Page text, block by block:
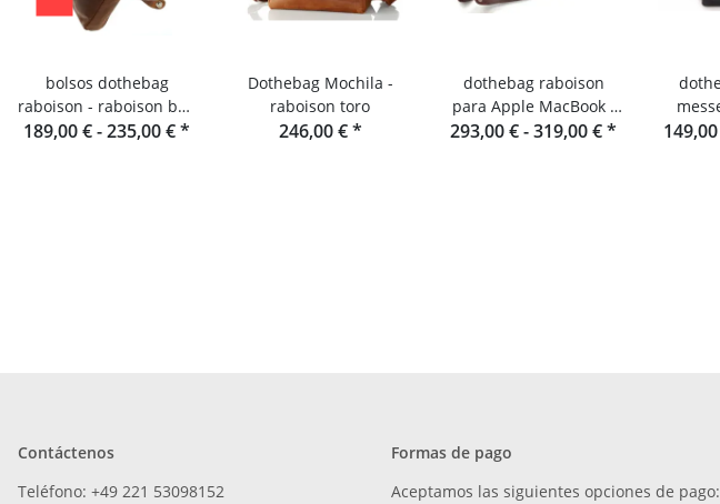
bolsos dothebag
raboison - raboison bag
upend formato vertical
189,00 € -235,00 €*
Dothebag Mochila -
raboison toro
246,00 €*
dothebag raboison
para Apple MacBook -
Funda para portátil de
293,00 € -319,00 €*
Contáctenos
Teléfono: +49 221 53098152
Formas de pago
Aceptamos las siguientes opciones de pago: